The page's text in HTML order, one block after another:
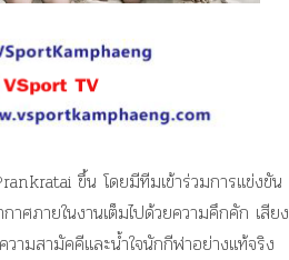
ขึ้น โดยมีทีมเข้าร่วมการแข่งขัน
ศภายในงานเต็มไปด้วยความคึกคัก เสียง
ามสามัคคีและน้ำใจนักกีฬาอย่างแท้จริง